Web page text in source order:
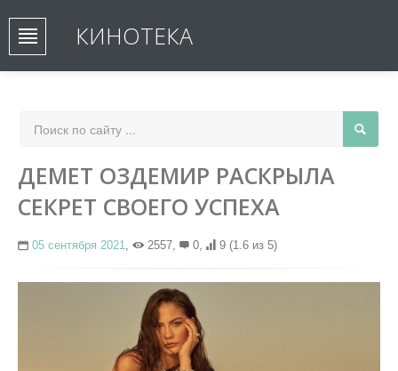
КИНОТЕКА
ДЕМЕТ ОЗДЕМИР РАСКРЫЛА
СЕКРЕТ СВОЕГО УСПЕХА
05 сентября 2021, 2557, 0, 9 (1.6 из 5)